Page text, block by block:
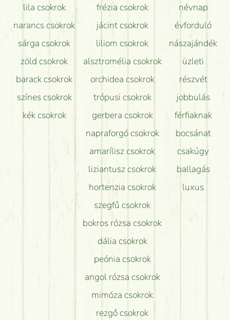
lila csokrok
narancs csokrok
sárga csokrok
zöld csokrok
barack csokrok
színes csokrok
kék csokrok
frézia csokrok
jácint csokrok
liliom csokrok
alsztromélia csokrok
orchidea csokrok
trópusi csokrok
gerbera csokrok
napraforgó csokrok
amarílisz csokrok
liziantusz csokrok
hortenzia csokrok
szegfű csokrok
bokros rózsa csokrok
dália csokrok
peónia csokrok
angol rózsa csokrok
mimóza csokrok
rezgő csokrok
névnap
évforduló
nászajándék
üzleti
részvét
jobbulás
férfiaknak
bocsánat
csakúgy
ballagás
luxus